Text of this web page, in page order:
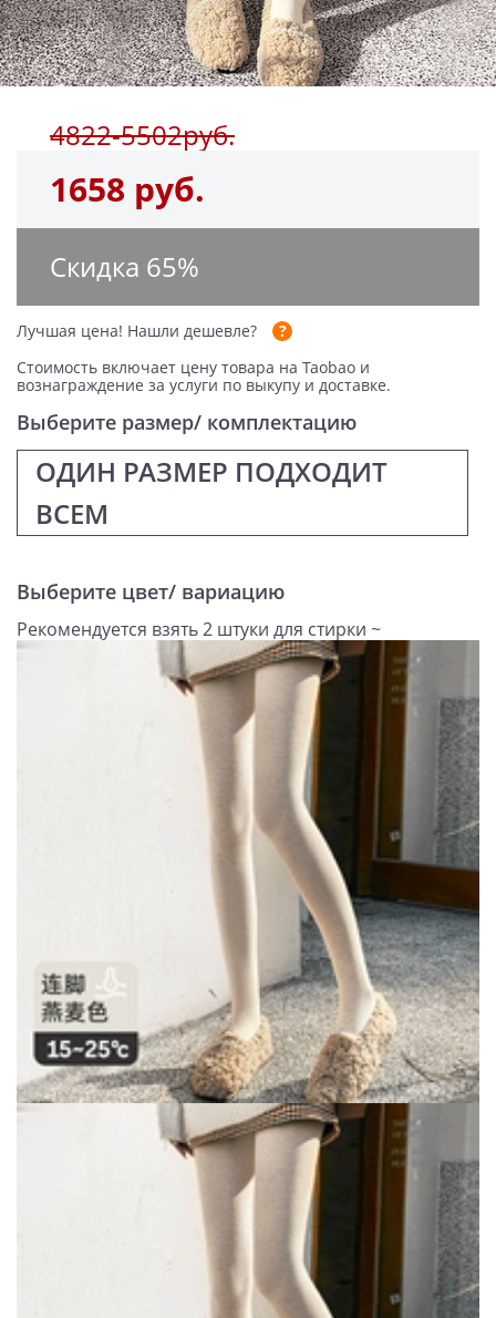
4822-5502руб.
1658 руб.
Скидка 65%
Лучшая цена! Нашли дешевле?
Стоимость включает цену товара на Taobao и
вознаграждение за услуги по выкупу и доставке.
Выберите размер/ комплектацию
ОДИН РАЗМЕР ПОДХОДИТ
ВСЕМ
Выберите цвет/ вариацию
Рекомендуется взять 2 штуки для стирки ~